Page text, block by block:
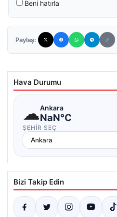
Beni hatırla
Paylaş:
Hava Durumu
☁Ankara
NaN°C
ŞEHIR SEÇ
Bizi Takip Edin